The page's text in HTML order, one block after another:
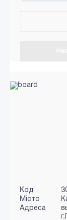
Код
Місто
Адреса